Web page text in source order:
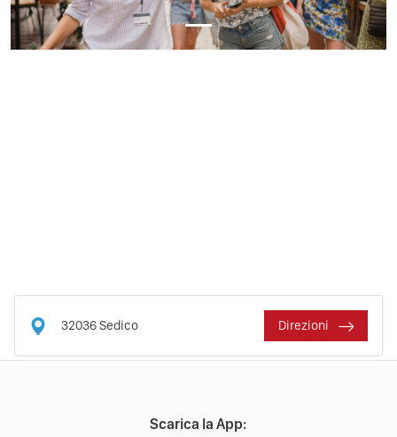
32036Sedico Direzioni
Scarica la App: